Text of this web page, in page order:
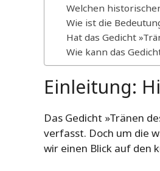
Welchen
Wie ist die
Hat das Gedicht
Wie kann das
Einleitung:
Das Gedicht »Tränen
verfasst. Doch um die
wir einen Blick auf den